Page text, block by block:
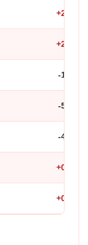
+2.69
+2.52
-1.67
-5.28
-4.74
+0.93
+0.67
6/11為準